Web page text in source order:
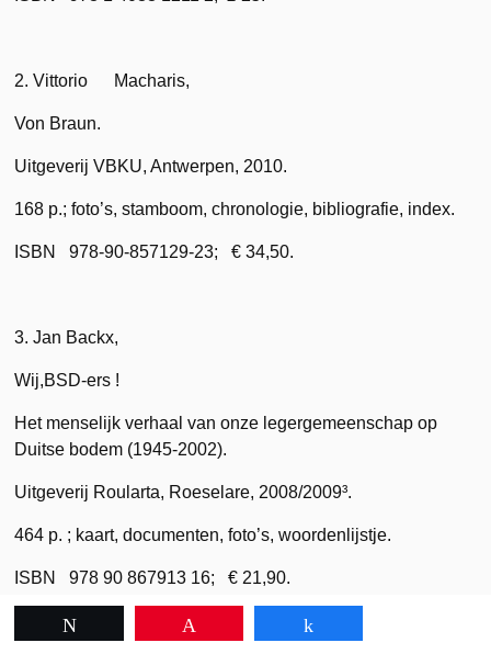
2. Vittorio Macharis,
Von Braun.
Uitgeverij VBKU, Antwerpen, 2010.
168 p.; foto’s, stamboom, chronologie, bibliografie, index.
ISBN 978-90-857129-23; € 34,50.
3. Jan Backx,
Wij,BSD-ers !
Het menselijk verhaal van onze legergemeenschap op
Duitse bodem (1945-2002).
Uitgeverij Roularta, Roeselare, 2008/2009³.
464 p. ; kaart, documenten, foto’s, woordenlijstje.
ISBN 978 90 867913 16; € 21,90.